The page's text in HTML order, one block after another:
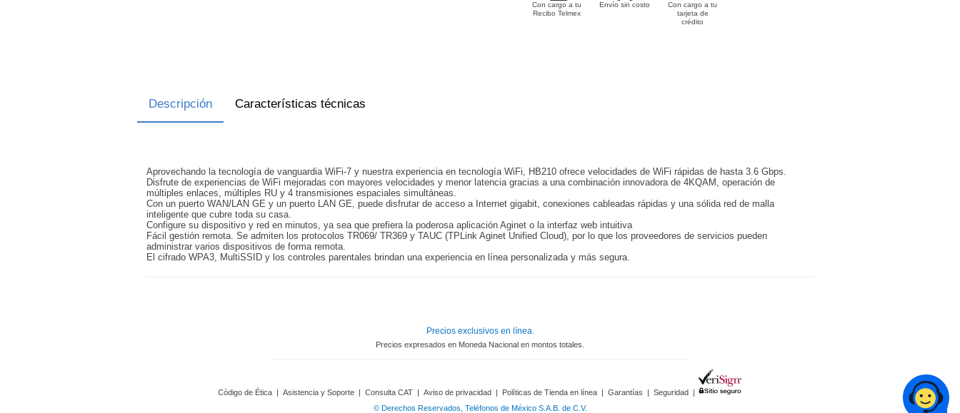
Con cargo a tu
Recibo Telmex
Envío sin costo
Con cargo a tu
tarjeta de
crédito
Descripción Características técnicas
Aprovechando la tecnología de vanguardia WiFi-7 y nuestra experiencia en tecnología WiFi, HB210 ofrece velocidades de WiFi rápidas de hasta 3.6 Gbps.
Disfrute de experiencias de WiFi mejoradas con mayores velocidades y menor latencia gracias a una combinación innovadora de 4KQAM, operación de
múltiples enlaces, múltiples RU y 4 transmisiones espaciales simultáneas.
Con un puerto WAN/LAN GE y un puerto LAN GE, puede disfrutar de acceso a Internet gigabit, conexiones cableadas rápidas y una sólida red de malla
inteligente que cubre toda su casa.
Configure su dispositivo y red en minutos, ya sea que prefiera la poderosa aplicación Aginet o la interfaz web intuitiva
Fácil gestión remota. Se admiten los protocolos TR069/ TR369 y TAUC (TPLink Aginet Unified Cloud), por lo que los proveedores de servicios pueden
administrar varios dispositivos de forma remota.
El cifrado WPA3, MultiSSID y los controles parentales brindan una experiencia en línea personalizada y más segura.
Precios exclusivos en línea.
Precios expresados en Moneda Nacional en montos totales.
Código de Ética | Asistencia y Soporte | Consulta CAT | Aviso de privacidad | Políticas de Tienda en línea | Garantías | Seguridad |
© Derechos Reservados, Teléfonos de México S.A.B. de C.V.